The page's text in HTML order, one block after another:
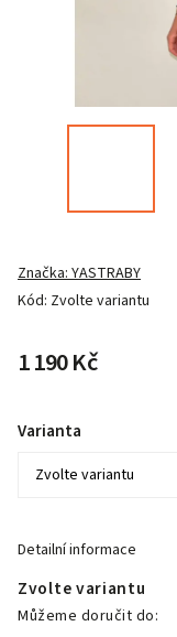
Kód: Zvolte variantu
Značka:YASTRABY
1 190 Kč
Zvolte variantu
Můžeme doručit do:
Varianta
Detailní informace